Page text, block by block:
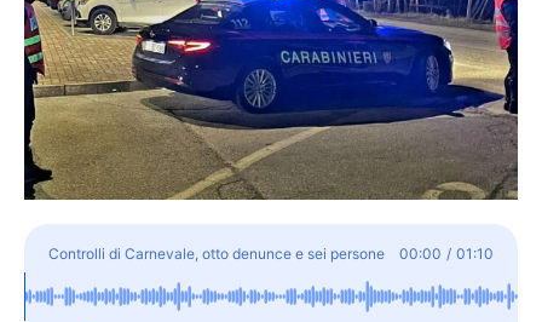
Controlli di Carnevale, otto denunce e sei persone
segnalate dai carabinieri
00:00 / 01:10